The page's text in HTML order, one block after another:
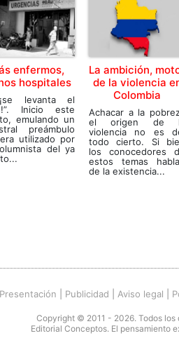
enfermos,
hospitales
levanta el
Inicio este
emulando un
preámbulo
utilizado por
del ya
La ambición,
de la violencia
Colombia
Achacar a la
el origen de
violencia no es
todo cierto. Si
los conocedores
estos temas
de la existencia...
Presentación Publicidad Aviso legal
Copyright © 2011 - 2026. Todos los
Editorial Conceptos. El pensamiento